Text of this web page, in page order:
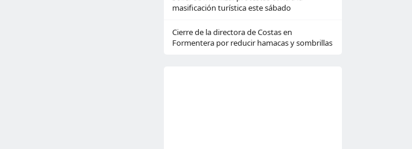
masificación turística este sábado
Cierre de la directora de Costas en
Formentera por reducir hamacas y sombrillas